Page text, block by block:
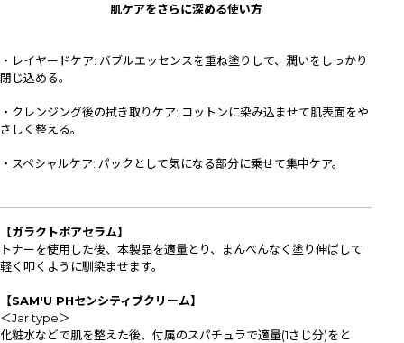
肌ケアをさらに深める使い方
・レイヤードケア: バブルエッセンスを重ね塗りして、潤いをしっかり
閉じ込める。
・クレンジング後の拭き取りケア: コットンに染み込ませて肌表面をや
さしく整える。
・スペシャルケア: パックとして気になる部分に乗せて集中ケア。
【ガラクトポアセラム】
トナーを使用した後、本製品を適量とり、まんべんなく塗り伸ばして
軽く叩くように馴染ませます。
【SAM'U PHセンシティブクリーム】
＜Jar type＞
化粧水などで肌を整えた後、付属のスパチュラで適量(1さじ分)をと